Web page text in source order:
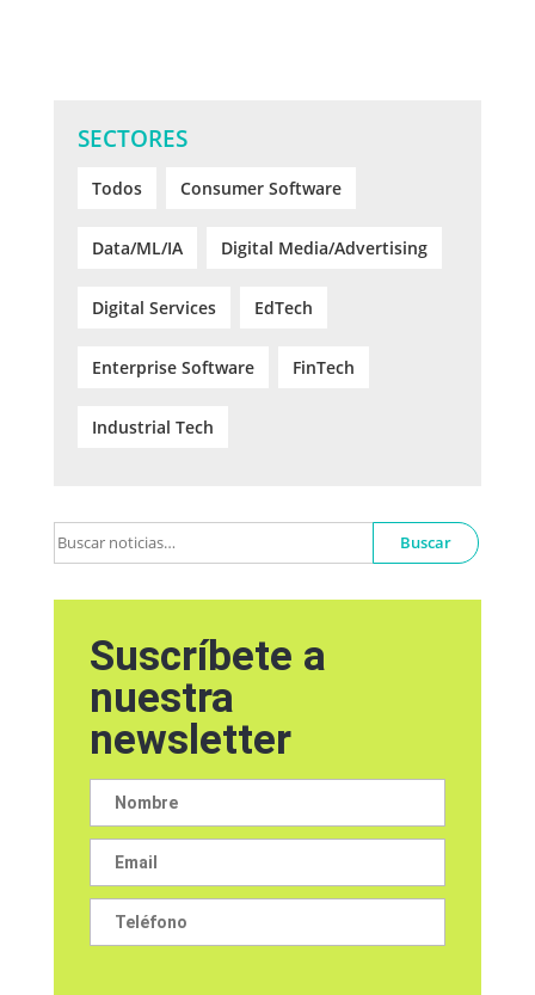
SECTORES
Todos Consumer Software
Data/ML/IA Digital Media/Advertising
Digital Services EdTech
Enterprise Software FinTech
Industrial Tech
Buscar
Suscríbete a
nuestra
newsletter